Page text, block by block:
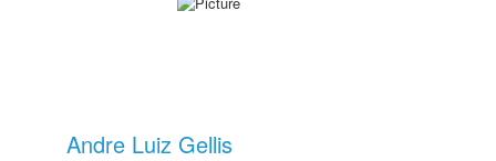
Andre Luiz Gellis